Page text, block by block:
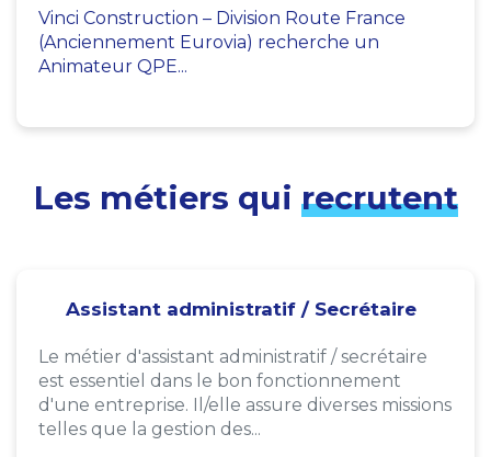
Vinci Construction – Division Route France
(Anciennement Eurovia) recherche un
Animateur QPE...
Les métiers qui recrutent
Assistant administratif / Secrétaire
Le métier d'assistant administratif / secrétaire
est essentiel dans le bon fonctionnement
d'une entreprise. Il/elle assure diverses missions
telles que la gestion des...